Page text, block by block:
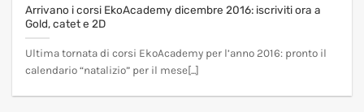
Arrivano i corsi EkoAcademy dicembre 2016: iscriviti ora a
Gold, catet e 2D
Ultima tornata di corsi EkoAcademy per l’anno 2016: pronto il
calendario “natalizio” per il mese[...]